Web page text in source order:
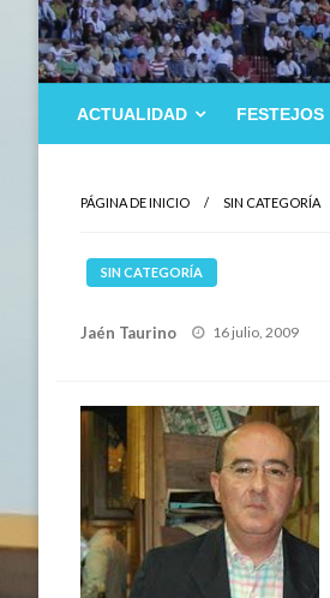
ACTUALIDAD FESTEJOS
PÁGINA DE INICIO SIN CATEGORÍA
SIN CATEGORÍA
Jaén Taurino
Publicado
16 julio, 2009